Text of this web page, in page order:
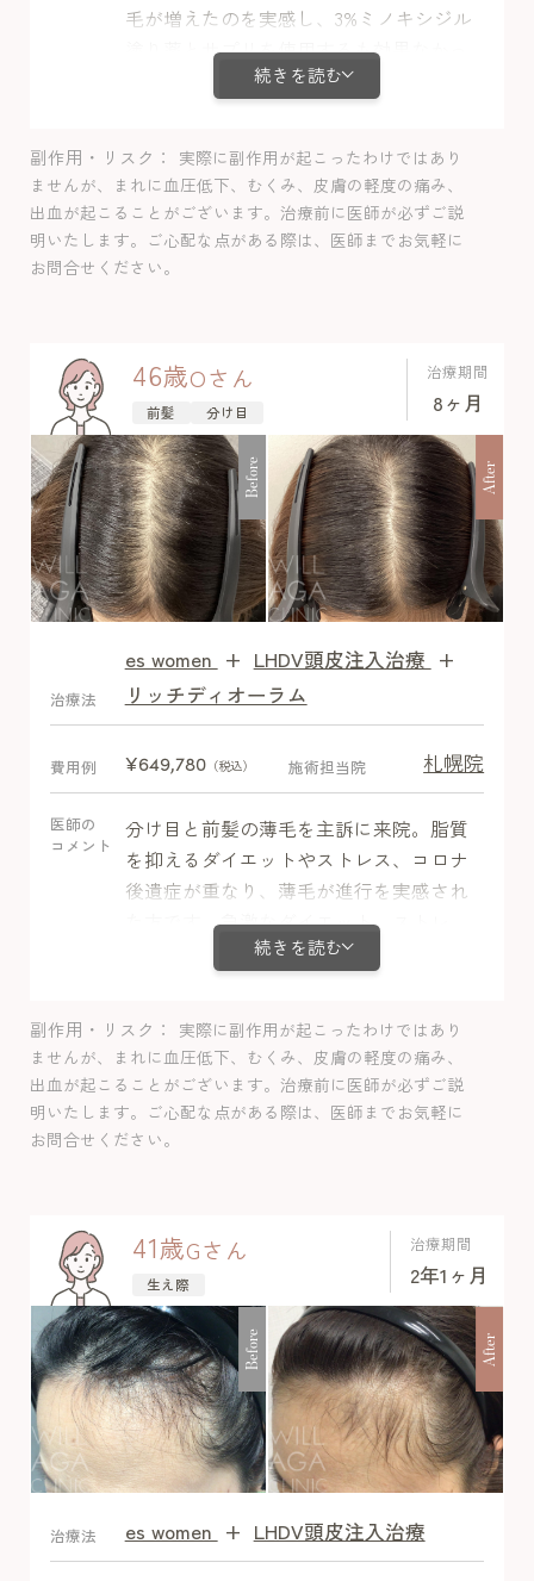
毛が増えたのを実感し、3%ミノキシジル
塗り薬とサプリを使用するも効果なかっ
たとのことで来院されました。ミノキシ
錠など少ない量からのスタートもでき、
このようにご不安に合わせた治療を提案
しております。ミノキシジル＋ミノキシ
ジル塗り薬＋LHDV注射で加療し、途中1
し血液検査や健診結果確認して経過問題
なく発毛しました。
続きを読む
副作用・リスク
実際に副作用が起こったわけではあり
ませんが、まれに血圧低下、むくみ、皮膚の軽度の痛み、
出血が起こることがございます。治療前に医師が必ずご説
明いたします。ご心配な点がある際は、医師までお気軽に
お問合せください。
46歳Oさん
前髪 分け目
治療期間
8ヶ月
Before After
After
治療法
es women + LHDV頭皮注入治療 +
リッチディオーラム
費用例 ¥649,780（税込） 施術担当院 札幌院
医師の
コメント
分け目と前髪の薄毛を主訴に来院。脂質
を抑えるダイエットやストレス、コロナ
後遺症が重なり、薄毛が進行を実感され
た方です。急激なダイエット、ストレ
ス、感染症は休止期脱毛症のリスクであ
3ヶ月目から発毛を実感し、分け目の透け
感が目立たなくなり髪の密度の増加を認
めました。浮腫みが元々ある方でした
が、ミノキシジル内服によってやや増強
内服当初は体が順応しておらずこのよう
な副作用を認めることがありますが、自
然消退していたので内服は通常量で続け
てその後副作用は認めませんでした。
続きを読む
副作用・リスク
実際に副作用が起こったわけではあり
ませんが、まれに血圧低下、むくみ、皮膚の軽度の痛み、
出血が起こることがございます。治療前に医師が必ずご説
明いたします。ご心配な点がある際は、医師までお気軽に
お問合せください。
41歳Gさん
生え際
治療期間
2年1ヶ月
Before After
After
治療法 es women + LHDV頭皮注入治療